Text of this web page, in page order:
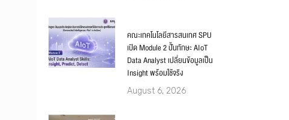
คณะเทคโนโลยีสารสนเทศ SPU
เปิด Module 2 ปั้นทักษะ AIoT
Data Analyst เปลี่ยนข้อมูลเป็น
Insight พร้อมใช้จริง
August 6, 2026